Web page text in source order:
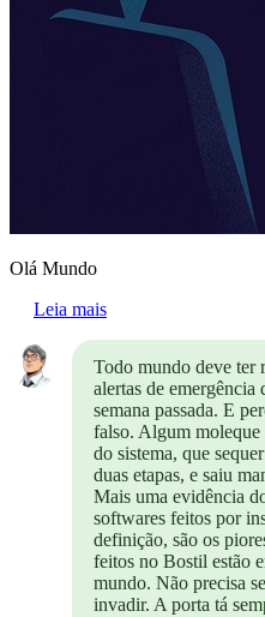
Olá Mundo
Leia mais
Todo mundo deve ter
alertas de
semana passada. E
falso. Algum moleque
do sistema, que
duas etapas, e saiu
Mais uma evidência
softwares feitos por
definição, são os
feitos no Bostil estão
mundo. Não precisa
invadir. A porta tá